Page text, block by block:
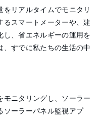
リアルタイムでモニタリ
るスマートメーターや、建
し、省エネルギーの運用を
、すでに私たちの生活の中
モニタリングし、ソーラー
ソーラーパネル監視アプ